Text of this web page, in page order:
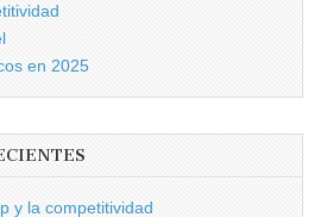
en 2025
y la competitividad